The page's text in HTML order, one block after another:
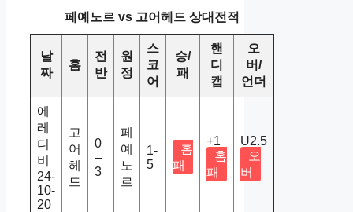
페예노르 vs 고어헤드 상대전적
날
짜
홈
전
반
원
정
스
코
어
승/
패
핸
디
캡
오
버/
언더
에
레
디
비
24-
10-
20
고
어
헤
드
0
–
3
페
예
노
르
1-
5
홈
패
+1
홈
패
U2.5
오
버